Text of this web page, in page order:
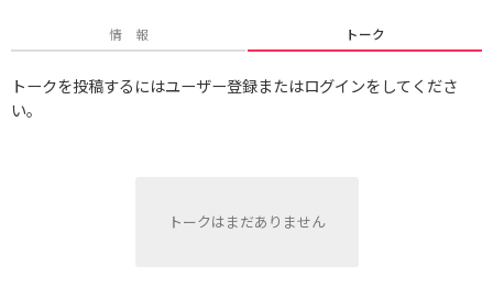
情 報 トーク
トークを投稿するにはユーザー登録またはログインをしてくださ
い。
トークはまだありません